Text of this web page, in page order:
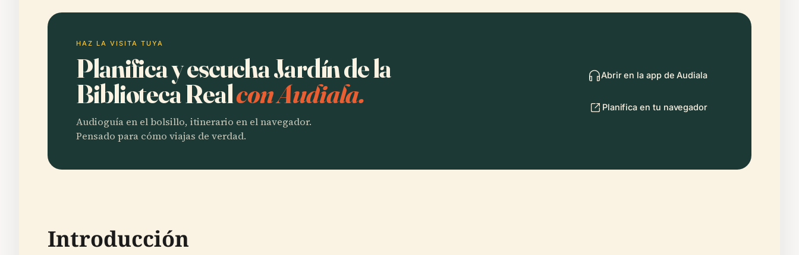
HAZ LA VISITA TUYA
Planifica y escucha Jardín de la
Biblioteca Realcon Audiala.
Audioguía en el bolsillo, itinerario en el navegador.
Pensado para cómo viajas de verdad.
Abrir en la app de Audiala
Planifica en tu navegador
Introducción